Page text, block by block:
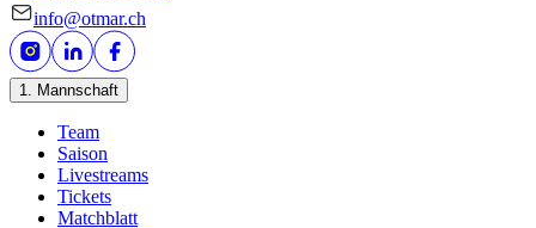
info@otmar.ch
1. Mannschaft
Team
Saison
Livestreams
Tickets
Matchblatt